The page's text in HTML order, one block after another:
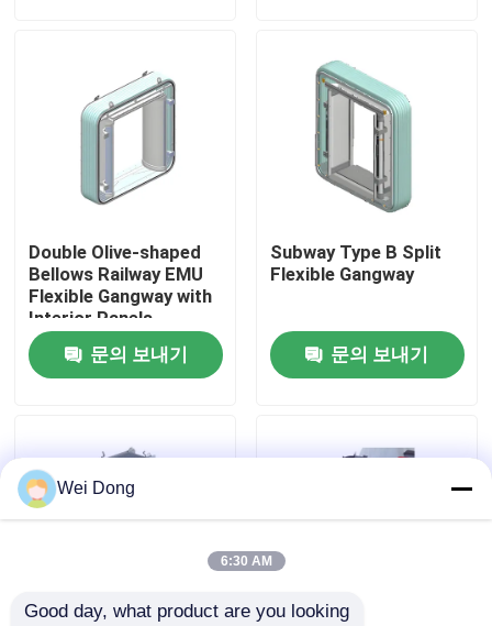
우리 에 관한 것
공장 투어
품질 관리
저희와 연락
사건
인용 을 요청 하십시오
Double Olive-shaped
Bellows Railway EMU
Flexible Gangway with
Interior Panels
문의 보내기
Subway Type B Split
Flexible Gangway
문의 보내기
Wei Dong
6:30 AM
Good day, what product are you looking